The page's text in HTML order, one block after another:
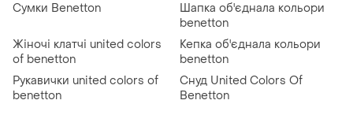
Сумки Benetton
Шапка об'єднала кольори
benetton
Жіночі клатчі united colors
of benetton
Кепка об'єднала кольори
benetton
Рукавички united colors of
benetton
Снуд United Colors Of
Benetton